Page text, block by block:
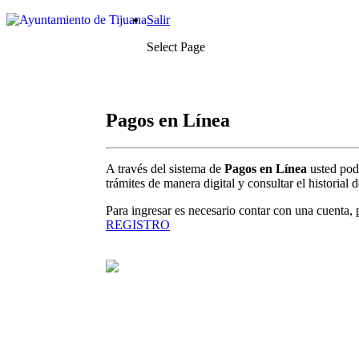
Salir
Select Page
Pagos en Línea
A través del sistema de Pagos en Línea usted
trámites de manera digital y consultar el historial
Para ingresar es necesario contar con una
REGISTRO